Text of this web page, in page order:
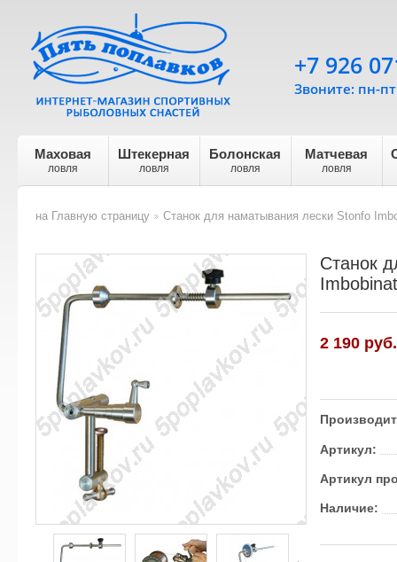
Маховая
ловля
Штекерная
ловля
Болонская
ловля
Матчевая
ловля
+7 926
Звоните: пн-
на Главную страницу
Станок для наматывания лески Stonfo
Станок
2 190 руб.
Артикул:
Артикул
Наличие: